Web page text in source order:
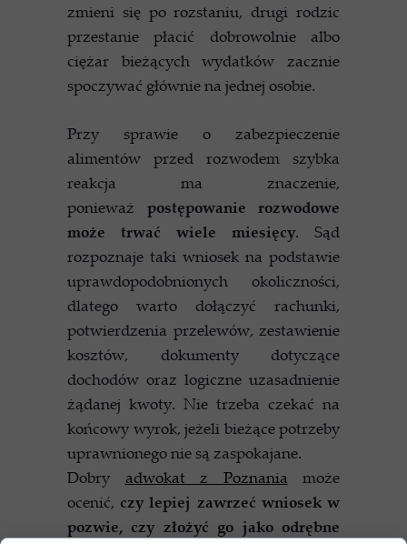
zmieni się po rozstaniu, drugi rodzic
przestanie płacić dobrowolnie albo
ciężar bieżących wydatków zacznie
spoczywać głównie na jednej osobie.
Przy sprawie o zabezpieczenie
alimentów przed rozwodem szybka
reakcja ma znaczenie,
ponieważ postępowanie rozwodowe
może trwać wiele miesięcy. Sąd
rozpoznaje taki wniosek na podstawie
uprawdopodobnionych okoliczności,
dlatego warto dołączyć rachunki,
potwierdzenia przelewów, zestawienie
kosztów, dokumenty dotyczące
dochodów oraz logiczne uzasadnienie
żądanej kwoty. Nie trzeba czekać na
końcowy wyrok, jeżeli bieżące potrzeby
uprawnionego nie są zaspokajane.
Dobry adwokat z Poznania może
ocenić, czy lepiej zawrzeć wniosek w
pozwie, czy złożyć go jako odrębne